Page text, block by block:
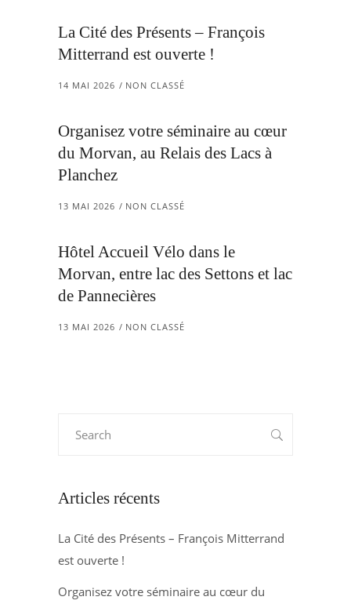
La Cité des Présents – François
Mitterrand est ouverte !
14 MAI 2026 NON CLASSÉ
Organisez votre séminaire au cœur
du Morvan, au Relais des Lacs à
Planchez
13 MAI 2026 NON CLASSÉ
Hôtel Accueil Vélo dans le
Morvan, entre lac des Settons et lac
de Pannecières
13 MAI 2026 NON CLASSÉ
Articles récents
La Cité des Présents – François Mitterrand
est ouverte !
Organisez votre séminaire au cœur du